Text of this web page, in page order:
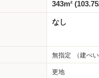
343m²
なし
無指定 （建ぺ
更地